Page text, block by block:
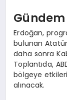
Erdoğan,
bulunan
daha sonra
Toplantıda,
bölgeye
alınacak.